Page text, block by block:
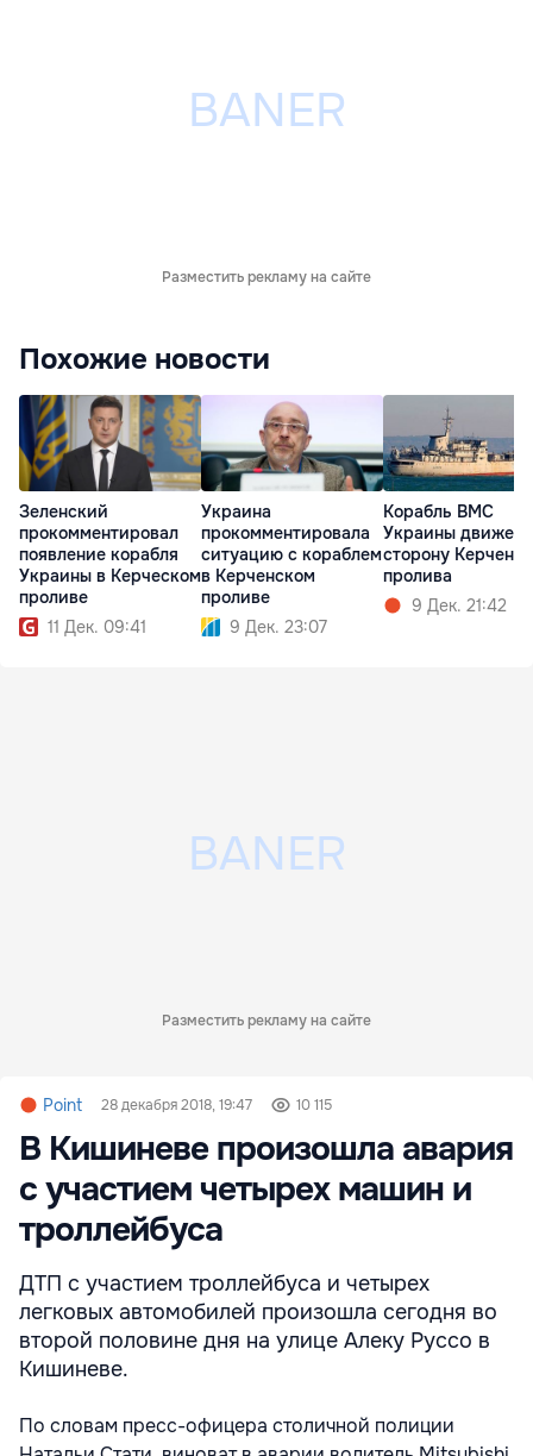
Разместить рекламу на сайте
Похожие новости
Зеленский
прокомментировал
появление корабля
Украины в Керческом
проливе
11 Дек. 09:41
Украина
прокомментировала
ситуацию с кораблем
в Керченском
проливе
9 Дек. 23:07
Корабль ВМС
Украины
сторону
пролива
9 Дек. 21:42
Разместить рекламу на сайте
Point 28 декабря 2018, 19:47 10 115
В Кишиневе произошла авария
с участием четырех машин и
троллейбуса
ДТП с участием троллейбуса и четырех
легковых автомобилей произошла сегодня во
второй половине дня на улице Алеку Руссо в
Кишиневе.
По словам пресс-офицера столичной полиции